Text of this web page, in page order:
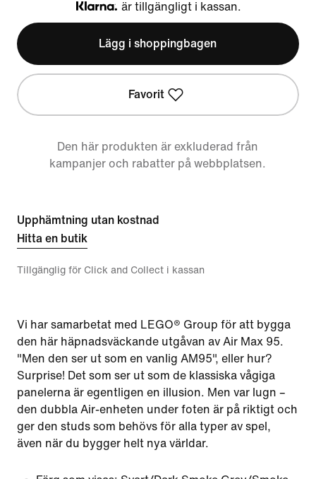
Klarna
är tillgängligt i kassan.
Lägg i shoppingbagen
Favorit
Den här produkten är exkluderad från
kampanjer och rabatter på webbplatsen.
Upphämtning utan kostnad
Hitta en butik
Tillgänglig för Click and Collect i kassan
Vi har samarbetat med LEGO® Group för att bygga
den här häpnadsväckande utgåvan av Air Max 95.
"Men den ser ut som en vanlig AM95", eller hur?
Surprise! Det som ser ut som de klassiska vågiga
panelerna är egentligen en illusion. Men var lugn –
den dubbla Air-enheten under foten är på riktigt och
ger den studs som behövs för alla typer av spel,
även när du bygger helt nya världar.